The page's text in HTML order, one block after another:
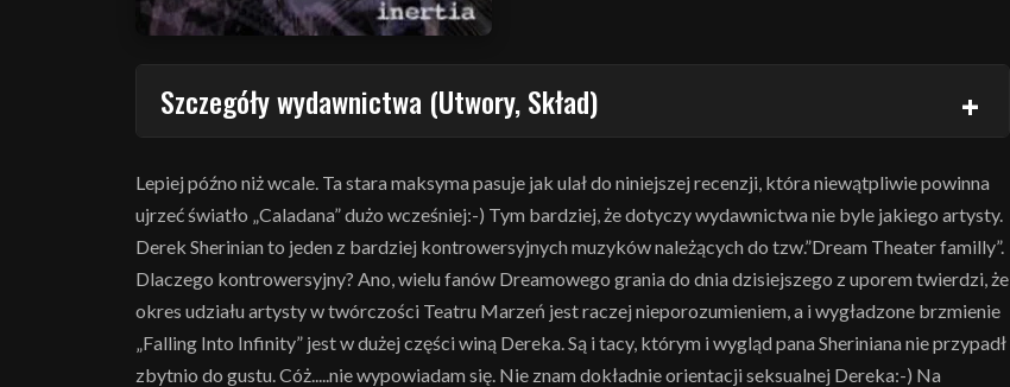
Szczegóły wydawnictwa (Utwory, Skład)
Lepiej późno niż wcale. Ta stara maksyma pasuje jak ulał do niniejszej recenzji, która niewątpliwie powinna
ujrzeć światło „Caladana” dużo wcześniej:-) Tym bardziej, że dotyczy wydawnictwa nie byle jakiego artysty.
Derek Sherinian to jeden z bardziej kontrowersyjnych muzyków należących do tzw.”Dream Theater familly”.
Dlaczego kontrowersyjny? Ano, wielu fanów Dreamowego grania do dnia dzisiejszego z uporem twierdzi, że
okres udziału artysty w twórczości Teatru Marzeń jest raczej nieporozumieniem, a i wygładzone brzmienie
„Falling Into Infinity” jest w dużej części winą Dereka. Są i tacy, którym i wygląd pana Sheriniana nie przypadł
zbytnio do gustu. Cóż.....nie wypowiadam się. Nie znam dokładnie orientacji seksualnej Dereka:-) Na